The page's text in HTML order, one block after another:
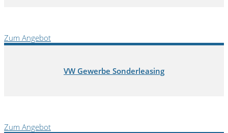
Zum Angebot
VW Gewerbe Sonderleasing
Zum Angebot